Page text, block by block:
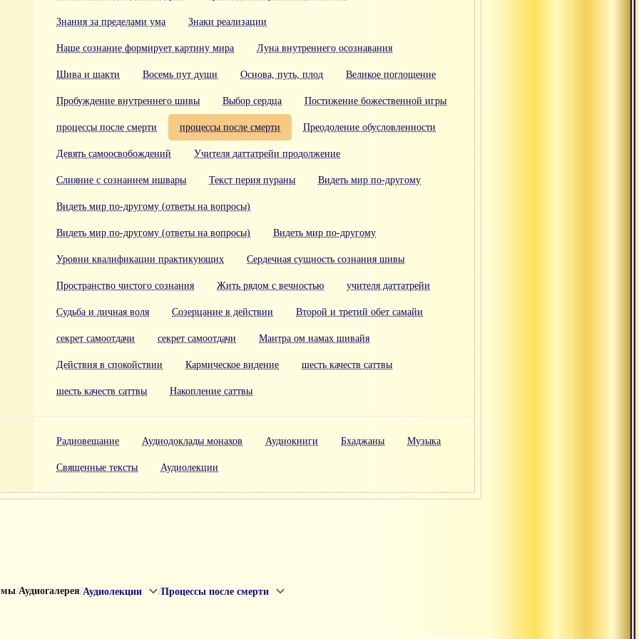
Знания за пределами ума Знаки реализации
Наше сознание формирует картину мира Луна внутреннего осознавания
Шива и шакти Восемь пут души Основа, путь, плод Великое поглощение
Пробуждение внутреннего шивы Выбор сердца Постижение божественной игры
процессы после смерти процессы после смерти Преодоление обусловленности
Девять самоосвобождений Учителя даттатрейи продолжение
Слияние с сознанием ишвары Текст перия пураны Видеть мир по-другому
Видеть мир по-другому (ответы на вопросы)
Видеть мир по-другому (ответы на вопросы) Видеть мир по-другому
Уровни квалификации практикующих Сердечная сущность сознания шивы
Пространство чистого сознания Жить рядом с вечностью учителя даттатрейи
Судьба и личная воля Созерцание в действии Второй и третий обет самайи
секрет самоотдачи секрет самоотдачи Мантра ом намах шивайя
Действия в спокойствии Кармическое видение шесть качеств саттвы
шесть качеств саттвы Накопление саттвы
Радиовещание Аудиодоклады монахов Аудиокниги Бхаджаны Музыка
Священные тексты Аудиолекции
/Аудиогалерея/Аудиолекции /Процессы после смерти